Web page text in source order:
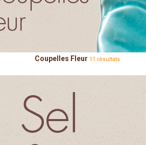
Coupelles Fleur 11 résultats